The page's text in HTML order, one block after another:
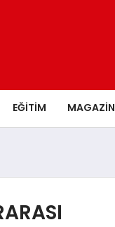
EĞITIM MAGAZIN